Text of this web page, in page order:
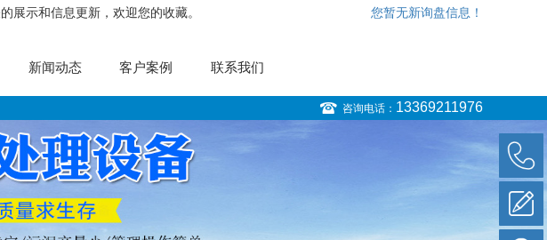
展示和信息更新，欢迎您的收藏。 您暂无新询盘信息！
新闻动态 客户案例 联系我们
咨询电话： 13369211976